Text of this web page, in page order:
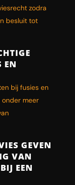
zodra
besluit tot
EN
bij fusies en
onder meer
GEVEN
VAN
EEN